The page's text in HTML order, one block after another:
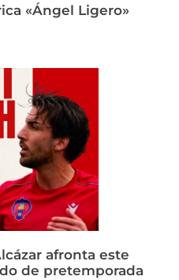
«Ángel Ligero»
afronta este
de pretemporada